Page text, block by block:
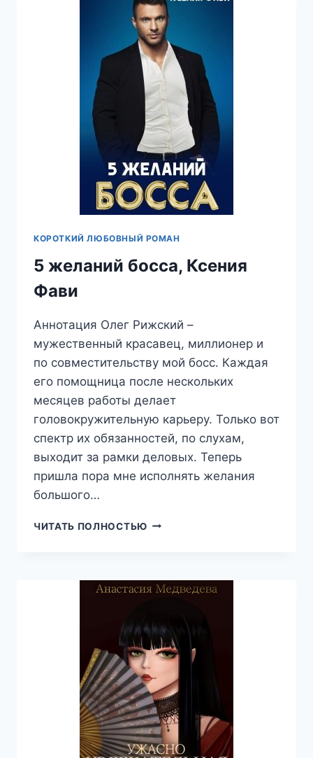
(ПТИЦА
ЭНН)
КОРОТКИЙ ЛЮБОВНЫЙ РОМАН
5 желаний босса, Ксения
Фави
Аннотация Олег Рижский –
мужественный красавец, миллионер и
по совместительству мой босс. Каждая
его помощница после нескольких
месяцев работы делает
головокружительную карьеру. Только вот
спектр их обязанностей, по слухам,
выходит за рамки деловых. Теперь
пришла пора мне исполнять желания
большого…
ЧИТАТЬ ПОЛНОСТЬЮ 5
ФАВИ